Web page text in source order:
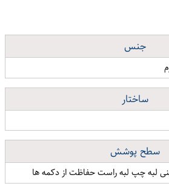
جنس
ساختار
سطح پوشش
لبه چپ لبه راست حفاظت از دکمه ها